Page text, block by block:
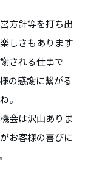
方針等を打ち出
しさもあります
される仕事で
の感謝に繋がる
。
会は沢山ありま
お客様の喜びに